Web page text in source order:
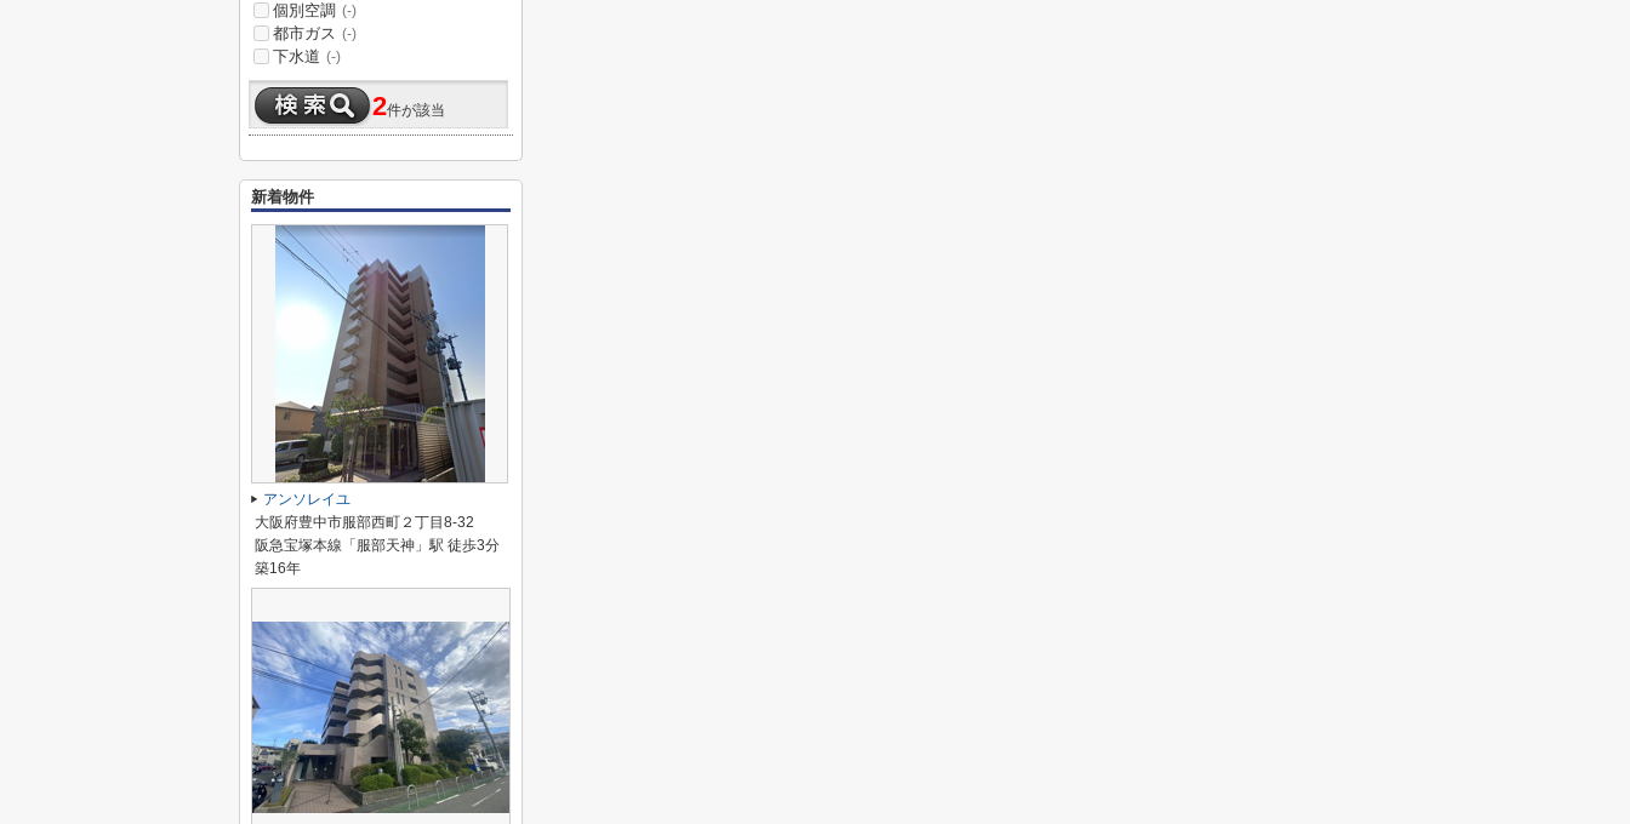
個別空調 (-)
都市ガス (-)
下水道 (-)
2件が該当
新着物件
アンソレイユ
大阪府豊中市服部西町２丁目8-32
阪急宝塚本線「服部天神」駅 徒歩3分
築16年